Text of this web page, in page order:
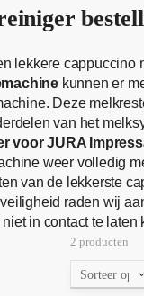
lekkere cappuccino
kunnen er
Deze
van het
voor JURA
weer volledig
van de lekkerste
raden wij
in contact te laten
2 producten